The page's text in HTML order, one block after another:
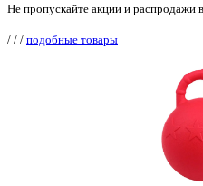
Не пропускайте акции и распродажи
/ / / подобные товары